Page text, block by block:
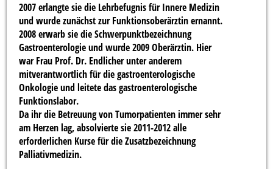
2007 erlangte sie die Lehrbefugnis für Innere Medizin
und wurde zunächst zur Funktionsoberärztin ernannt.
2008 erwarb sie die Schwerpunktbezeichnung
Gastroenterologie und wurde 2009 Oberärztin. Hier
war Frau Prof. Dr. Endlicher unter anderem
mitverantwortlich für die gastroenterologische
Onkologie und leitete das gastroenterologische
Funktionslabor.
Da ihr die Betreuung von Tumorpatienten immer sehr
am Herzen lag, absolvierte sie 2011-2012 alle
erforderlichen Kurse für die Zusatzbezeichnung
Palliativmedizin.